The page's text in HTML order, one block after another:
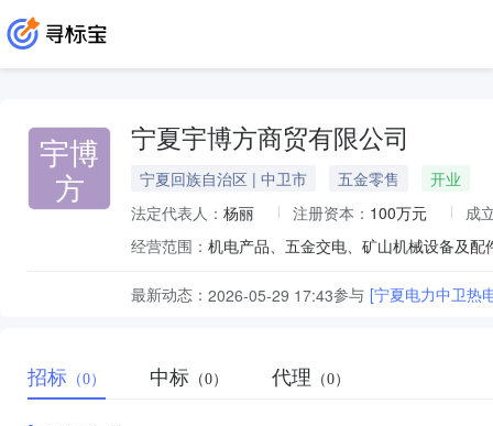
宇博
方
宁夏宇博方商贸有限公司
宁夏回族自治区 | 中卫市 五金零售
开业
法定代表人： 杨丽 注册资本： 100万元
成
经营范围：
最新动态： 2026-05-29 17:43参与 [宁夏电力中卫热
招标 （0） 中标 （0） 代理 （0）